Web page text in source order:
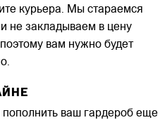
курьера. Мы стараемся
не закладываем в цену
вам нужно будет
пополнить ваш гардероб еще